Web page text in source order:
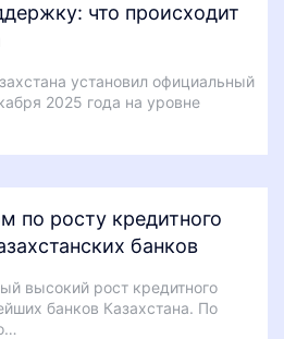
что происходит
установил официальный
2025 года на уровне
по росту кредитного
банков
высокий рост кредитного
банков Казахстана. По